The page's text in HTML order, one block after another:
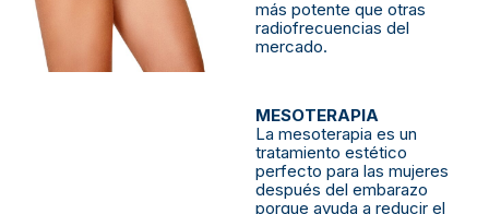
más potente que otras
radiofrecuencias del
mercado.
MESOTERAPIA
La mesoterapia es un
tratamiento estético
perfecto para las mujeres
después del embarazo
porque ayuda a reducir el